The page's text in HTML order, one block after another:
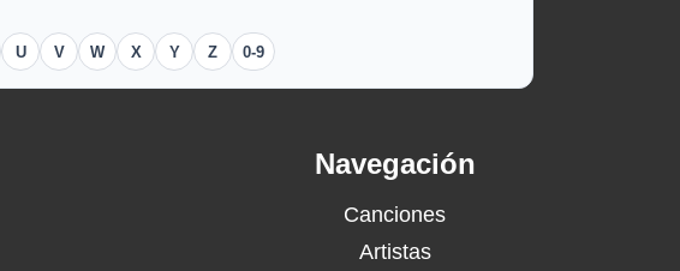
U V W X Y Z 0-9
Navegación
Canciones
Artistas